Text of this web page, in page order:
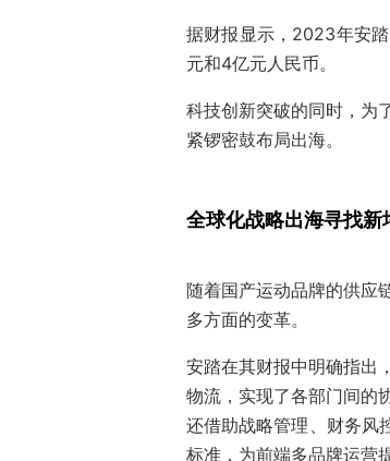
据财报显示，2023年安
元和4亿元人民币。
科技创新突破的同时，为
紧锣密鼓布局出海。
全球化战略出海寻找新
随着国产运动品牌的供应
多方面的变革。
安踏在其财报中明确指
物流，实现了各部门间的
还借助战略管理、财务风
标准，为前端多品牌运营